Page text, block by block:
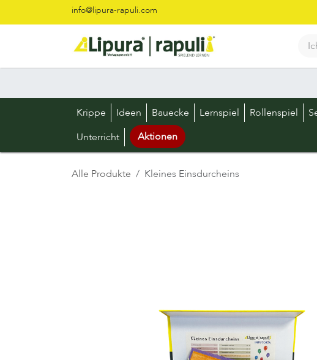
Zum Inhalt springeninfo@lipura-rapuli.com
Krippe Ideen Bauecke Lernspiel Rollenspiel
Unterricht
Aktionen
Alle Produkte Kleines Einsdurcheins